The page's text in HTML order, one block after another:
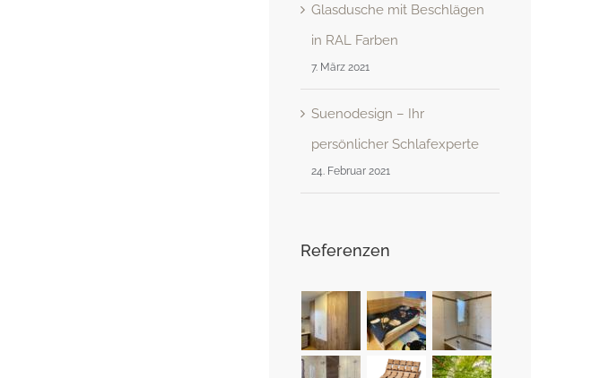
Glasdusche mit Beschlägen
in RAL Farben
7. März 2021
Suenodesign – Ihr
persönlicher Schlafexperte
24. Februar 2021
Referenzen